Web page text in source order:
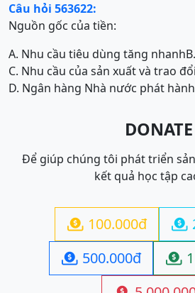
Câu hỏi 563622:
Nguồn gốc của tiền:
A. Nhu cầu tiêu dùng tăng nhanh
C. Nhu cầu của sản xuất và trao đổi
D. Ngân hàng Nhà nước phát hành
DONATE
Để giúp chúng tôi phát triển
kết quả học tập
 100.000đ 
 500.000đ 